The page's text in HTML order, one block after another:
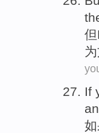
但
为
If
an